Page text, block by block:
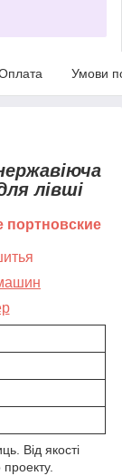
Умови
лівші
Від якості
проекту.